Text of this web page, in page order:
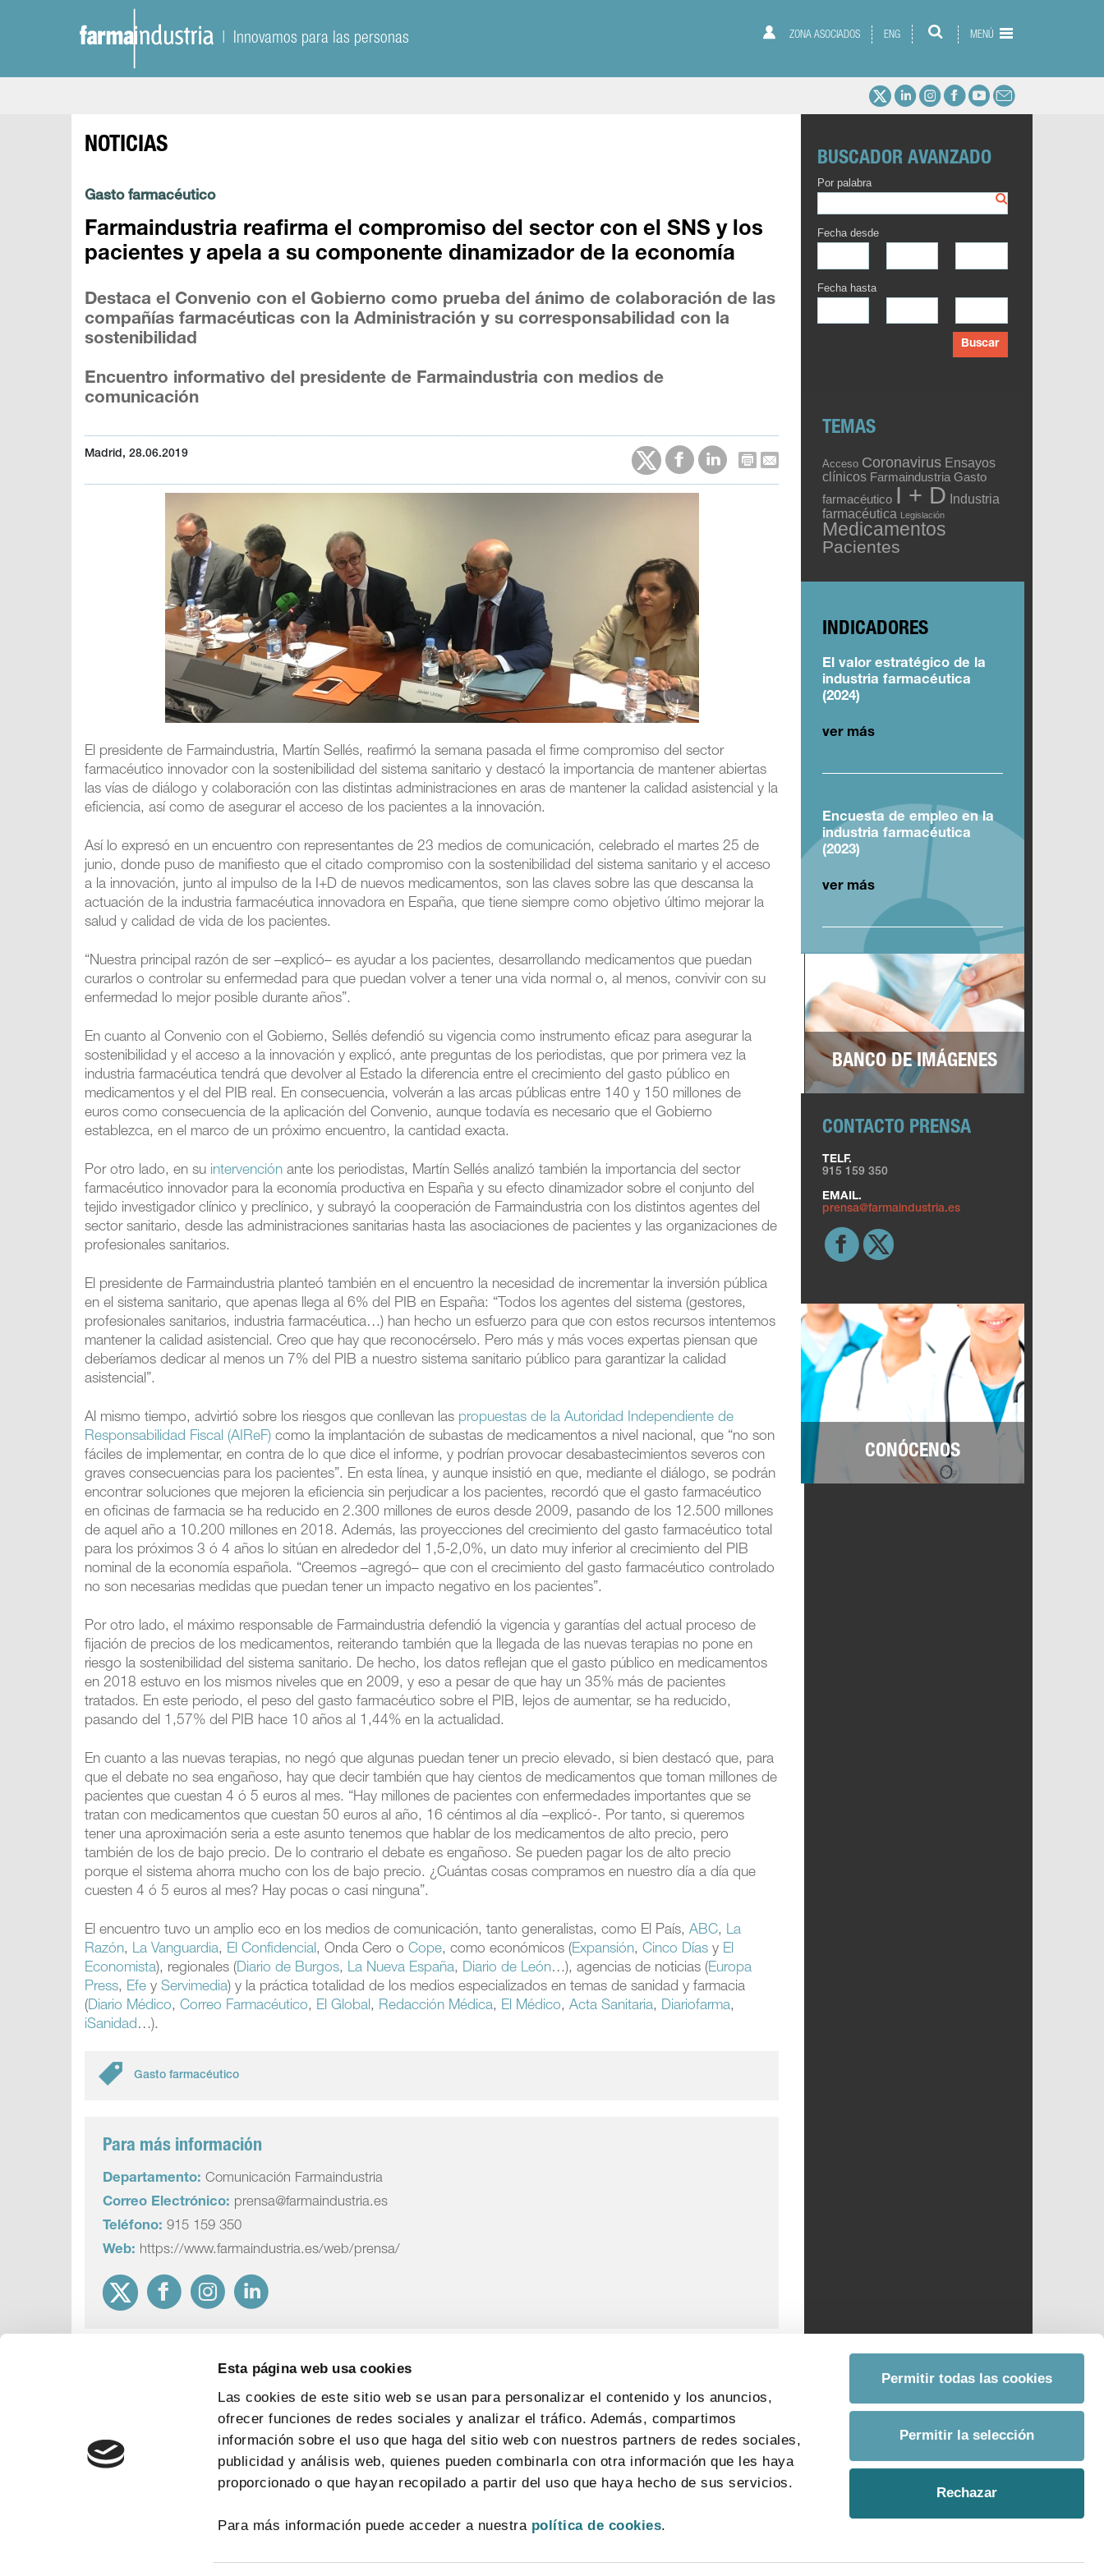
Esta página web usa cookies
Las cookies de este sitio web se usan para personalizar el contenido y los anuncios,
ofrecer funciones de redes sociales y analizar el tráfico. Además, compartimos
información sobre el uso que haga del sitio web con nuestros partners de redes sociales,
publicidad y análisis web, quienes pueden combinarla con otra información que les haya
proporcionado o que hayan recopilado a partir del uso que haya hecho de sus servicios.
Para más información puede acceder a nuestra política de cookies.
Permitir todas las cookies
Permitir la selección
Rechazar
| Innovamos para las personas ZONA ASOCIADOS ENG MENÚ
NOTICIAS
Gasto farmacéutico
Farmaindustria reafirma el compromiso del sector con el SNS y los
pacientes y apela a su componente dinamizador de la economía
Destaca el Convenio con el Gobierno como prueba del ánimo de colaboración de las
compañías farmacéuticas con la Administración y su corresponsabilidad con la
sostenibilidad
Encuentro informativo del presidente de Farmaindustria con medios de
comunicación
Madrid, 28.06.2019
El presidente de Farmaindustria, Martín Sellés, reafirmó la semana pasada el firme compromiso del sector
farmacéutico innovador con la sostenibilidad del sistema sanitario y destacó la importancia de mantener abiertas
las vías de diálogo y colaboración con las distintas administraciones en aras de mantener la calidad asistencial y la
eficiencia, así como de asegurar el acceso de los pacientes a la innovación.
Así lo expresó en un encuentro con representantes de 23 medios de comunicación, celebrado el martes 25 de
junio, donde puso de manifiesto que el citado compromiso con la sostenibilidad del sistema sanitario y el acceso
a la innovación, junto al impulso de la I+D de nuevos medicamentos, son las claves sobre las que descansa la
actuación de la industria farmacéutica innovadora en España, que tiene siempre como objetivo último mejorar la
salud y calidad de vida de los pacientes.
“Nuestra principal razón de ser –explicó– es ayudar a los pacientes, desarrollando medicamentos que puedan
curarlos o controlar su enfermedad para que puedan volver a tener una vida normal o, al menos, convivir con su
enfermedad lo mejor posible durante años”.
En cuanto al Convenio con el Gobierno, Sellés defendió su vigencia como instrumento eficaz para asegurar la
sostenibilidad y el acceso a la innovación y explicó, ante preguntas de los periodistas, que por primera vez la
industria farmacéutica tendrá que devolver al Estado la diferencia entre el crecimiento del gasto público en
medicamentos y el del PIB real. En consecuencia, volverán a las arcas públicas entre 140 y 150 millones de
euros como consecuencia de la aplicación del Convenio, aunque todavía es necesario que el Gobierno
establezca, en el marco de un próximo encuentro, la cantidad exacta.
Por otro lado, en su intervención ante los periodistas, Martín Sellés analizó también la importancia del sector
farmacéutico innovador para la economía productiva en España y su efecto dinamizador sobre el conjunto del
tejido investigador clínico y preclínico, y subrayó la cooperación de Farmaindustria con los distintos agentes del
sector sanitario, desde las administraciones sanitarias hasta las asociaciones de pacientes y las organizaciones de
profesionales sanitarios.
El presidente de Farmaindustria planteó también en el encuentro la necesidad de incrementar la inversión pública
en el sistema sanitario, que apenas llega al 6% del PIB en España: “Todos los agentes del sistema (gestores,
profesionales sanitarios, industria farmacéutica…) han hecho un esfuerzo para que con estos recursos intentemos
mantener la calidad asistencial. Creo que hay que reconocérselo. Pero más y más voces expertas piensan que
deberíamos dedicar al menos un 7% del PIB a nuestro sistema sanitario público para garantizar la calidad
asistencial”.
Al mismo tiempo, advirtió sobre los riesgos que conllevan las propuestas de la Autoridad Independiente de
Responsabilidad Fiscal (AIReF) como la implantación de subastas de medicamentos a nivel nacional, que “no son
fáciles de implementar, en contra de lo que dice el informe, y podrían provocar desabastecimientos severos con
graves consecuencias para los pacientes”. En esta línea, y aunque insistió en que, mediante el diálogo, se podrán
encontrar soluciones que mejoren la eficiencia sin perjudicar a los pacientes, recordó que el gasto farmacéutico
en oficinas de farmacia se ha reducido en 2.300 millones de euros desde 2009, pasando de los 12.500 millones
de aquel año a 10.200 millones en 2018. Además, las proyecciones del crecimiento del gasto farmacéutico total
para los próximos 3 ó 4 años lo sitúan en alrededor del 1,5-2,0%, un dato muy inferior al crecimiento del PIB
nominal de la economía española. “Creemos –agregó– que con el crecimiento del gasto farmacéutico controlado
no son necesarias medidas que puedan tener un impacto negativo en los pacientes”.
Por otro lado, el máximo responsable de Farmaindustria defendió la vigencia y garantías del actual proceso de
fijación de precios de los medicamentos, reiterando también que la llegada de las nuevas terapias no pone en
riesgo la sostenibilidad del sistema sanitario. De hecho, los datos reflejan que el gasto público en medicamentos
en 2018 estuvo en los mismos niveles que en 2009, y eso a pesar de que hay un 35% más de pacientes
tratados. En este periodo, el peso del gasto farmacéutico sobre el PIB, lejos de aumentar, se ha reducido,
pasando del 1,57% del PIB hace 10 años al 1,44% en la actualidad.
En cuanto a las nuevas terapias, no negó que algunas puedan tener un precio elevado, si bien destacó que, para
que el debate no sea engañoso, hay que decir también que hay cientos de medicamentos que toman millones de
pacientes que cuestan 4 ó 5 euros al mes. “Hay millones de pacientes con enfermedades importantes que se
tratan con medicamentos que cuestan 50 euros al año, 16 céntimos al día –explicó-. Por tanto, si queremos
tener una aproximación seria a este asunto tenemos que hablar de los medicamentos de alto precio, pero
también de los de bajo precio. De lo contrario el debate es engañoso. Se pueden pagar los de alto precio
porque el sistema ahorra mucho con los de bajo precio. ¿Cuántas cosas compramos en nuestro día a día que
cuesten 4 ó 5 euros al mes? Hay pocas o casi ninguna”.
El encuentro tuvo un amplio eco en los medios de comunicación, tanto generalistas, como El País,ABC, La
Razón, La Vanguardia, El Confidencial, Onda Cero oCope, como económicos (Expansión,Cinco Días y El
Economista), regionales (Diario de Burgos, La Nueva España, Diario de León…), agencias de noticias (Europa
Press, Efe yServimedia) y la práctica totalidad de los medios especializados en temas de sanidad y farmacia
(Diario Médico,Correo Farmacéutico, El Global, Redacción Médica, El Médico,Acta Sanitaria, Diariofarma,
iSanidad…).
Gasto farmacéutico
Para más información
Departamento: Comunicación Farmaindustria
Correo Electrónico: prensa@farmaindustria.es
Teléfono: 915 159 350
Web: https://www.farmaindustria.es/web/prensa/
BUSCADOR AVANZADO
Por palabra
Fecha desde
Fecha hasta
Buscar
TEMAS
Acceso Coronavirus Ensayos
clínicos Farmaindustria Gasto
farmacéutico I + D Industria
farmacéutica Legislación
Medicamentos
Pacientes
INDICADORES
El valor estratégico de la
industria farmacéutica
(2024)
ver más
Encuesta de empleo en la
industria farmacéutica
(2023)
ver más
BANCO DE IMÁGENES
CONTACTO PRENSA
TELF.
915 159 350
EMAIL.
prensa@farmaindustria.es
CONÓCENOS